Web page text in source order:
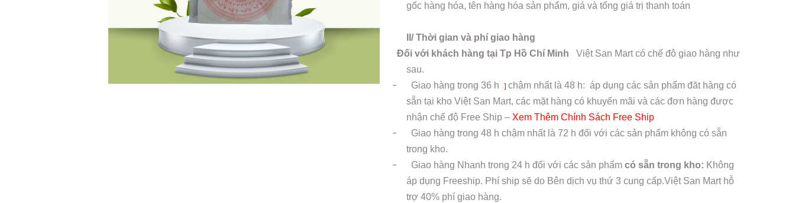
gốc hàng hóa, tên hàng hóa sản phẩm, giá và tổng giá trị thanh toán
II/ Thời gian và phí giao hàng
Đối với khách hàng tại Tp Hồ Chí Minh
Việt San Mart có chế đô giao hàng như
sau.
- Giao hàng trong 36 h
chậm nhất là 48 h: áp dụng các sản phẩm đăt hàng có
sẵn tại kho Việt San Mart, các mặt hàng có khuyến mãi và các đơn hàng được
nhận chế độ Free Ship – Xem Thêm Chính Sách Free Ship
-
Giao hàng trong 48 h chậm nhất là 72 h đối với các sản phẩm không có sẵn
trong kho.
- Giao hàng Nhanh trong 24 h đối với các sản phẩm có sẵn trong kho: Không
áp dụng Freeship. Phí ship sẽ do Bên dịch vụ thứ 3 cung cấp.Việt San Mart hỗ
trợ 40% phí giao hàng.